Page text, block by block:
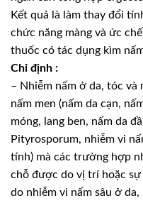
Kết quả là làm thay đổi
chức năng màng và ức
thuốc có tác dụng kìm
Chỉ định :
– Nhiễm nấm ở da, tóc và
nấm men (nấm da cạn,
móng, lang ben, nấm da
Pityrosporum, nhiễm vi
tính) mà các trường hợp
chỗ được do vị trí hoặc
do nhiễm vi nấm sâu ở